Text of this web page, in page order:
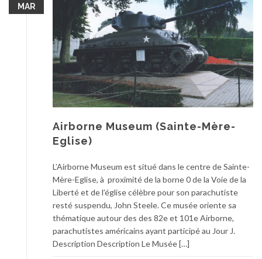
MAR
Airborne Museum (Sainte-Mère-
Eglise)
L’Airborne Museum est situé dans le centre de Sainte-
Mère-Eglise, à proximité de la borne 0 de la Voie de la
Liberté et de l’église célèbre pour son parachutiste
resté suspendu, John Steele. Ce musée oriente sa
thématique autour des des 82e et 101e Airborne,
parachutistes américains ayant participé au Jour J.
Description Description Le Musée […]